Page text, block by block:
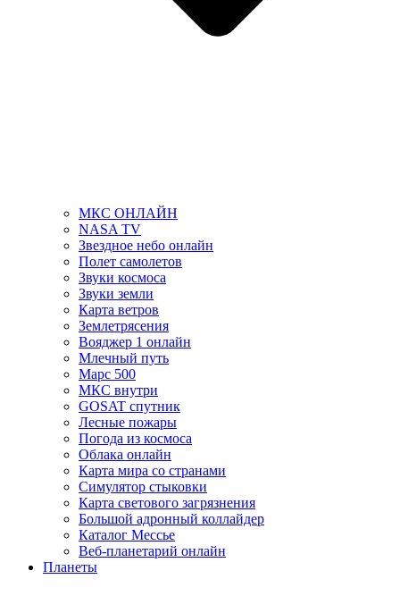
МКС ОНЛАЙН
NASA TV
Звездное небо онлайн
Полет самолетов
Звуки космоса
Звуки земли
Карта ветров
Землетрясения
Вояджер 1 онлайн
Млечный путь
Марс 500
МКС внутри
GOSAT спутник
Лесные пожары
Погода из космоса
Облака онлайн
Карта мира со странами
Симулятор стыковки
Карта светового загрязнения
Большой адронный коллайдер
Каталог Мессье
Веб-планетарий онлайн
Планеты